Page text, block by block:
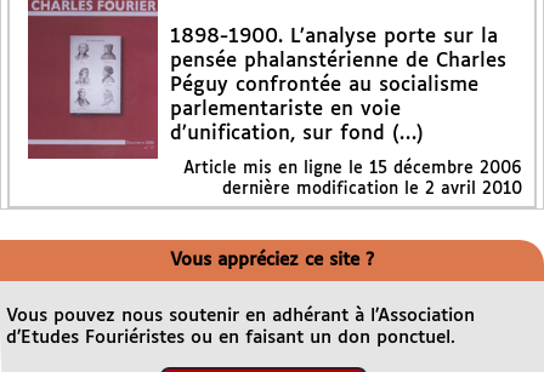
1898-1900. L’analyse porte sur la
pensée phalanstérienne de Charles
Péguy confrontée au socialisme
parlementariste en voie
d’unification, sur fond (…)
Article mis en ligne le 15 décembre 2006
dernière modification le 2 avril 2010
Vous appréciez ce site ?
Vous pouvez nous soutenir en adhérant à l’Association
d’Etudes Fouriéristes ou en faisant un don ponctuel.